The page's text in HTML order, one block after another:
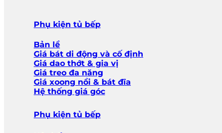
Phụ kiện tủ bếp
Bản lề
Giá bát di động và cố định
Giá dao thớt & gia vị
Giá treo đa năng
Giá xoong nồi & bát đĩa
Hệ thống giá góc
Phụ kiện tủ bếp